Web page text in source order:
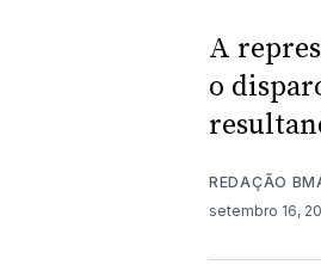
A
o
REDAÇÃO
setembro 16,